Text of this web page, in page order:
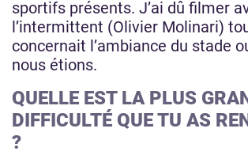
sportifs présents. J’ai dû filmer
l’intermittent (Olivier Molinari)
concernait l’ambiance du stade
nous étions.
QUELLE EST LA PLUS
DIFFICULTÉ QUE TU AS
?